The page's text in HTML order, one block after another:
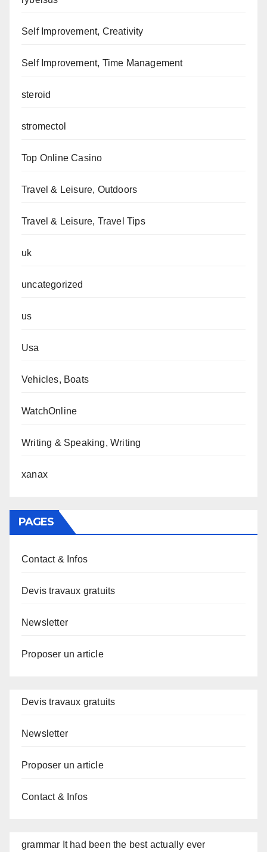
Self Improvement, Creativity
Self Improvement, Time Management
steroid
stromectol
Top Online Casino
Travel & Leisure, Outdoors
Travel & Leisure, Travel Tips
uk
uncategorized
us
Usa
Vehicles, Boats
WatchOnline
Writing & Speaking, Writing
xanax
PAGES
Contact & Infos
Devis travaux gratuits
Newsletter
Proposer un article
Devis travaux gratuits
Newsletter
Proposer un article
Contact & Infos
grammar It had been the best actually ever